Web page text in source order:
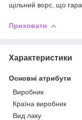
щільний ворс, що
Приховати
Характеристики
Основні атрибути
Виробник
Країна виробник
Вид лаку